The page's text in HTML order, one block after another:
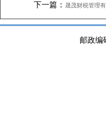
下一篇： 晟茂财税管理
邮政编